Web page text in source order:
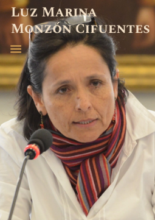
ABOGADA
EXPERIENCIA
PUBLICACIONES
CONTACTO